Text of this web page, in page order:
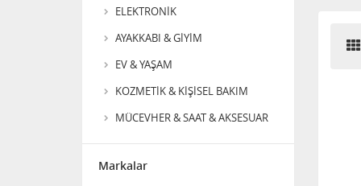
ELEKTRONİK
AYAKKABI & GİYİM
EV & YAŞAM
KOZMETİK & KİŞİSEL BAKIM
MÜCEVHER & SAAT & AKSESUAR
Markalar
AYDINLATMA
1.000,00
ARZUM PURE CLEAN